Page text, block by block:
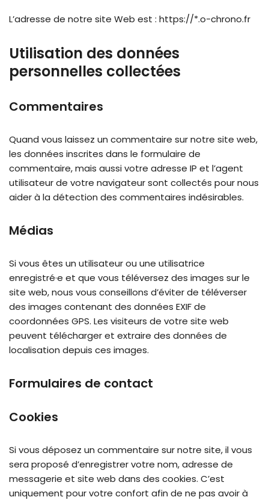
L’adresse de notre site Web est : https://*.o-chrono.fr
Utilisation des données
personnelles collectées
Commentaires
Quand vous laissez un commentaire sur notre site web,
les données inscrites dans le formulaire de
commentaire, mais aussi votre adresse IP et l’agent
utilisateur de votre navigateur sont collectés pour nous
aider à la détection des commentaires indésirables.
Médias
Si vous êtes un utilisateur ou une utilisatrice
enregistré·e et que vous téléversez des images sur le
site web, nous vous conseillons d’éviter de téléverser
des images contenant des données EXIF de
coordonnées GPS. Les visiteurs de votre site web
peuvent télécharger et extraire des données de
localisation depuis ces images.
Formulaires de contact
Cookies
Si vous déposez un commentaire sur notre site, il vous
sera proposé d’enregistrer votre nom, adresse de
messagerie et site web dans des cookies. C’est
uniquement pour votre confort afin de ne pas avoir à